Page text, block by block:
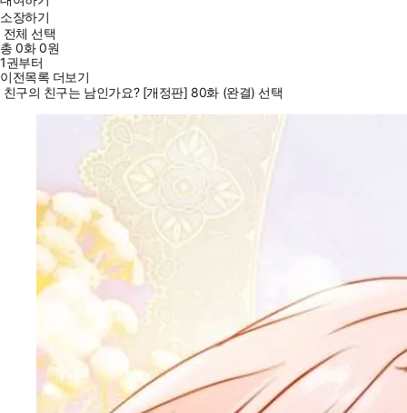
소장하기
전체 선택
총0화0원
1권부터
이전목록 더보기
친구의 친구는 남인가요? [개정판] 80화 (완결) 선택